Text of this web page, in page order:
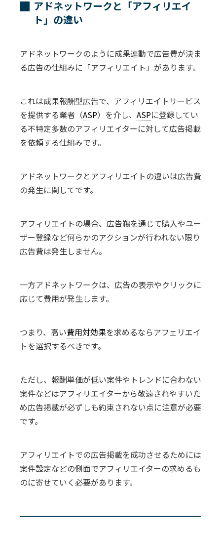
アドネットワークと「アフィリエイ
ト」の違い
アドネットワークのように成果連動で広告費が決ま
る広告の仕組みに「アフィリエイト」があります。
これは成果報酬型広告で、アフィリエイトサービス
を提供する業者（ASP）を介し、 ASPに登録してい
る不特定多数のアフィリエイターに対して広告掲載
を依頼する仕組みです。
アドネットワークとアフィリエイトの違いは広告費
の発生に関してです。
アフィリエイトの場合、広告鵜を通じて購入やユー
ザー登録など何らかのアクションが行われない限り
広告費は発生しません。
一方アドネットワークは、広告の表示やクリックに
応じて費用が発生します。
つまり、高い費用対効果を求めるならアフェリエイ
トを選択するべきです。
ただし、報酬単価が低い案件やトレンドに合わない
案件などはアフィリエイターから敬遠されやすいた
め広告掲載が必ずしも約束されない点に注意が必要
です。
アフィリエイトでの広告掲載を成功させるためには
案件設定などの側面でアフィリエイターの求めるも
のに寄せていく必要があります。